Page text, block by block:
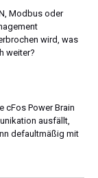
Modbus oder
wird, was
weiter?
cFos Power Brain
ausfällt,
defaultmäßig mit